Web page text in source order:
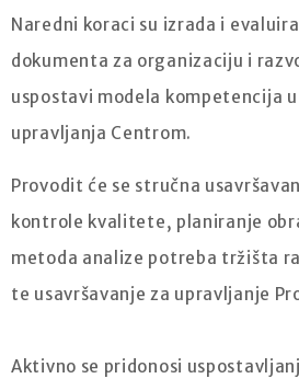
Naredni koraci su izrada i
dokumenta za organizaciju i
uspostavi modela kompetencija
upravljanja Centrom.
Provodit će se stručna
kontrole kvalitete, planiranje
metoda analize potreba tržišta
te usavršavanje za upravljanje
Aktivno se pridonosi